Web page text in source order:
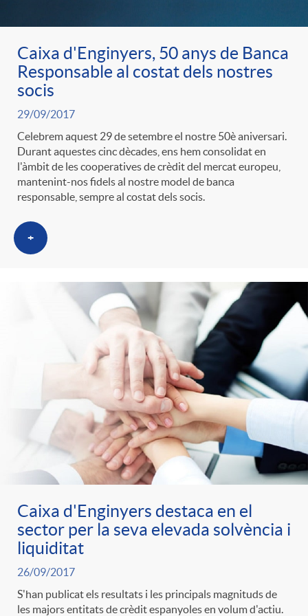
n
s
a
i
e
s
F
i
l
t
r
o
o
r
i
n
t
i
n
g
u
Caixa d'Enginyers, 50 anys de Banca
Responsable al costat dels nostres
socis
29/09/2017
Celebrem aquest 29 de setembre el nostre 50è aniversari.
Durant aquestes cinc dècades, ens hem consolidat en
l'àmbit de les cooperatives de crèdit del mercat europeu,
mantenint-nos fidels al nostre model de banca
responsable, sempre al costat dels socis.
+
Caixa d'Enginyers destaca en el
sector per la seva elevada solvència i
liquiditat
26/09/2017
S'han publicat els resultats i les principals magnituds de
les majors entitats de crèdit espanyoles en volum d'actiu.